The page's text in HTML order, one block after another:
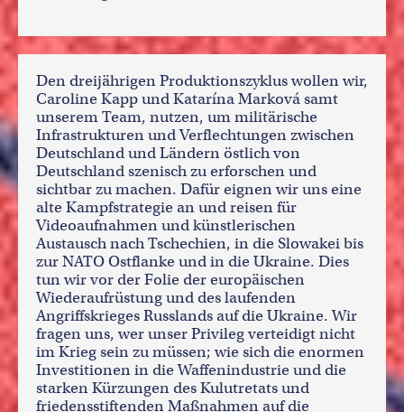
Den dreijährigen Produktionszyklus wollen wir,
Caroline Kapp und Katarína Marková samt
unserem Team, nutzen, um militärische
Infrastrukturen und Verflechtungen zwischen
Deutschland und Ländern östlich von
Deutschland szenisch zu erforschen und
sichtbar zu machen. Dafür eignen wir uns eine
alte Kampfstrategie an und reisen für
Videoaufnahmen und künstlerischen
Austausch nach Tschechien, in die Slowakei bis
zur NATO Ostflanke und in die Ukraine. Dies
tun wir vor der Folie der europäischen
Wiederaufrüstung und des laufenden
Angriffskrieges Russlands auf die Ukraine. Wir
fragen uns, wer unser Privileg verteidigt nicht
im Krieg sein zu müssen; wie sich die enormen
Investitionen in die Waffenindustrie und die
starken Kürzungen des Kulutretats und
friedensstiftenden Maßnahmen auf die